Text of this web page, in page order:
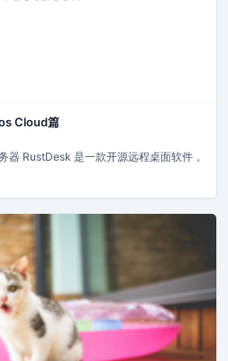
Cloud篇
器 RustDesk 是一款开源远程桌面软件，